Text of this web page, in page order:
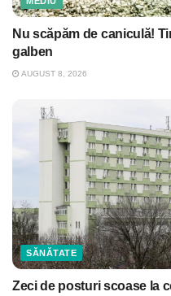
Nu scăpăm de caniculă!
galben
AUGUST 8, 2026
SĂNĂTATE
Zeci de posturi scoase la